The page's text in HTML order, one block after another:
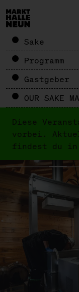
Sake
Programm
Gastgeber
OUR SAKE
Diese
vorbei.
findest du in